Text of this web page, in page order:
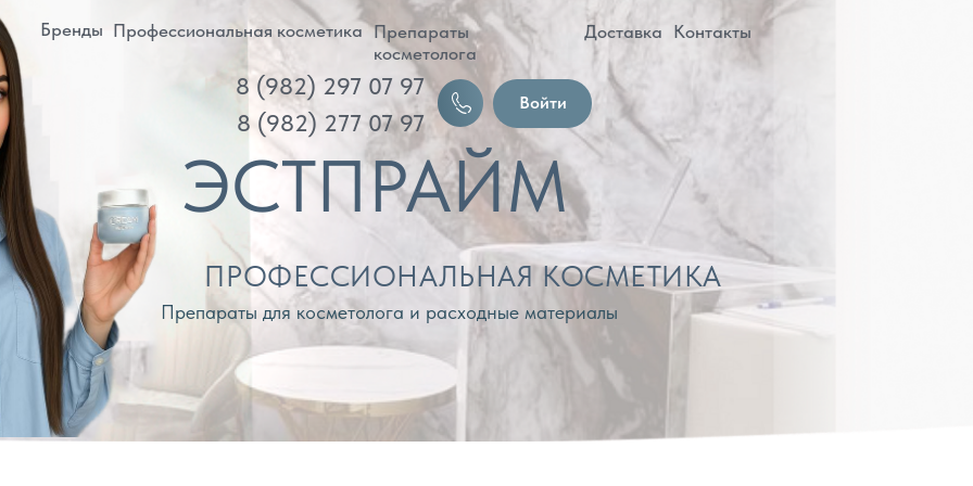
ЭСТПРАЙМ
Препараты для косметолога и расходные материалы
8 (982) 297 07 97
ПРОФЕССИОНАЛЬНАЯ КОСМЕТИКА
Профессиональная косметика Препараты
Контакты
Доставка
8 (982) 277 07 97
Войти